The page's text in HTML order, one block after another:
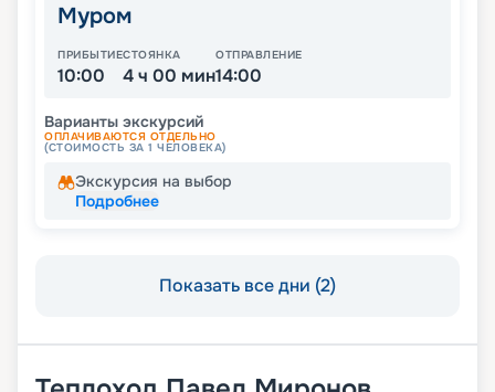
Муром
ПРИБЫТИЕ
10:00
СТОЯНКА
4 ч 00 мин
ОТПРАВЛЕНИЕ
14:00
Варианты экскурсий
ОПЛАЧИВАЮТСЯ ОТДЕЛЬНО
(СТОИМОСТЬ ЗА 1 ЧЕЛОВЕКА)
Экскурсия на выбор
Подробнее
Показать все дни (2)